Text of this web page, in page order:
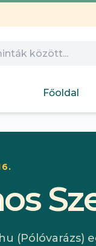
Főoldal
(Pólóvarázs)